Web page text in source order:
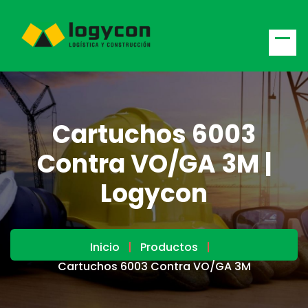
Cartuchos 6003
Contra VO/GA 3M |
Logycon
Inicio
Productos
Cartuchos 6003 Contra VO/GA 3M